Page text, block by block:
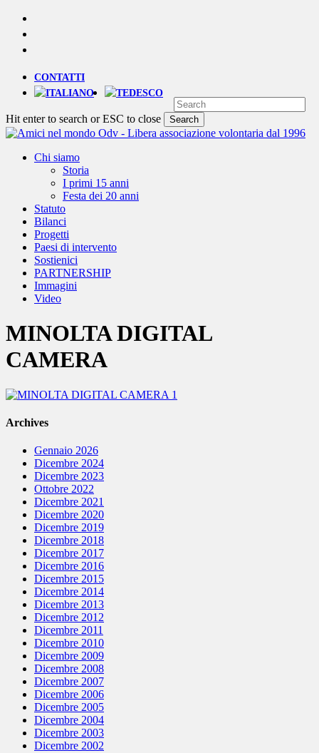
Skip
content
CONTATTI
Hit enter to search or ESC to close Search
Close
Menu
Chi siamo
Storia
I primi 15 anni
Festa dei 20 anni
Statuto
Bilanci
Progetti
Paesi di intervento
Sostienici
PARTNERSHIP
Immagini
Video
MINOLTA DIGITAL
CAMERA
Archives
Gennaio 2026
Dicembre 2024
Dicembre 2023
Ottobre 2022
Dicembre 2021
Dicembre 2020
Dicembre 2019
Dicembre 2018
Dicembre 2017
Dicembre 2016
Dicembre 2015
Dicembre 2014
Dicembre 2013
Dicembre 2012
Dicembre 2011
Dicembre 2010
Dicembre 2009
Dicembre 2008
Dicembre 2007
Dicembre 2006
Dicembre 2005
Dicembre 2004
Dicembre 2003
Dicembre 2002